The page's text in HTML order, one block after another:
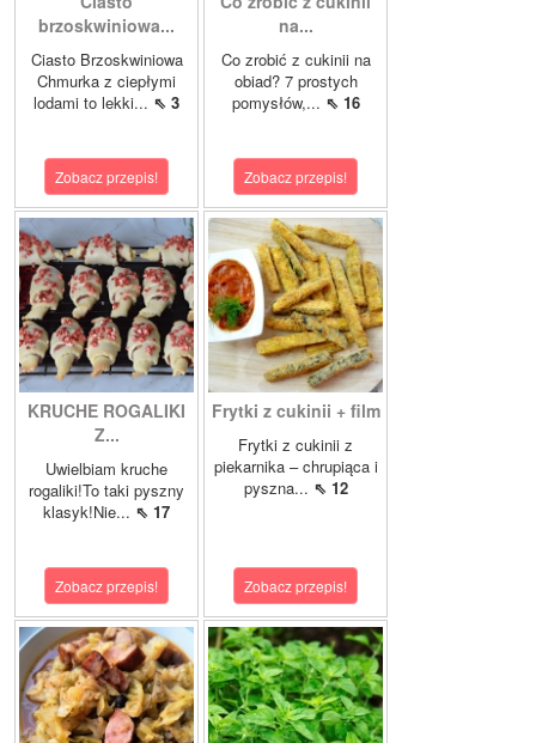
brzoskwiniowa...
Ciasto Brzoskwiniowa
Chmurka z ciepłymi
lodami to lekki... ⇖ 3
Zobacz przepis!
na...
Co zrobić z cukinii na
obiad? 7 prostych
pomysłów,... ⇖ 16
Zobacz przepis!
KRUCHE ROGALIKI
Z...
Uwielbiam kruche
rogaliki!To taki pyszny
klasyk!Nie... ⇖ 17
Zobacz przepis!
Frytki z cukinii + film
Frytki z cukinii z
piekarnika – chrupiąca i
pyszna... ⇖ 12
Zobacz przepis!